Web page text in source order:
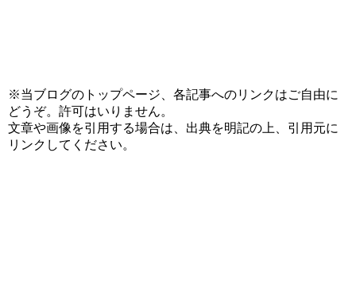
※当ブログのトップページ、各記事へのリンクはご自由に
どうぞ。許可はいりません。
文章や画像を引用する場合は、出典を明記の上、引用元に
リンクしてください。